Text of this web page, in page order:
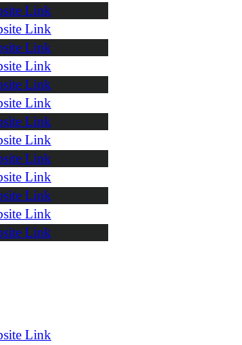
Link
Link
Link
Link
Link
Link
Link
Link
Link
Link
Link
Link
Link
Link